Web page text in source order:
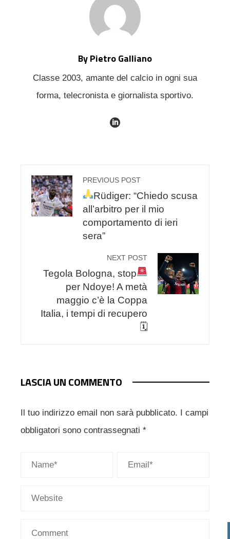
By Pietro Galliano
Classe 2003, amante del calcio in ogni sua
forma, telecronista e giornalista sportivo.
PREVIOUS POST
Rüdiger: “Chiedo scusa
all’arbitro per il mio
comportamento di ieri
sera”
NEXT POST
Tegola Bologna, stop
per Ndoye! A metà
maggio c’è la Coppa
Italia, i tempi di recupero
🗓
LASCIA UN COMMENTO
Il tuo indirizzo email non sarà pubblicato. I campi
obbligatori sono contrassegnati *